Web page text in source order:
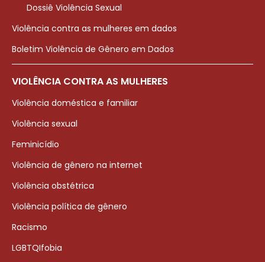
Dossiê Violência Sexual
Violência contra as mulheres em dados
Boletim Violência de Gênero em Dados
VIOLÊNCIA CONTRA AS MULHERES
Violência doméstica e familiar
Violência sexual
Feminicídio
Violência de gênero na internet
Violência obstétrica
Violência política de gênero
Racismo
LGBTQIfobia